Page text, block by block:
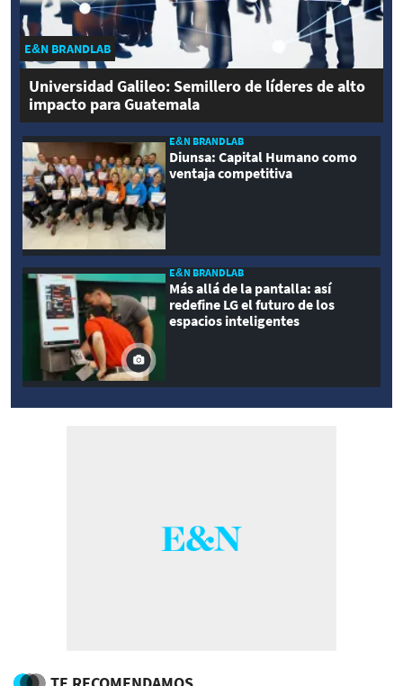
E&N BRANDLAB
Universidad Galileo: Semillero de líderes de alto
impacto para Guatemala
E&N BRANDLAB
Diunsa: Capital Humano como
ventaja competitiva
E&N BRANDLAB
Más allá de la pantalla: así
redefine LG el futuro de los
espacios inteligentes